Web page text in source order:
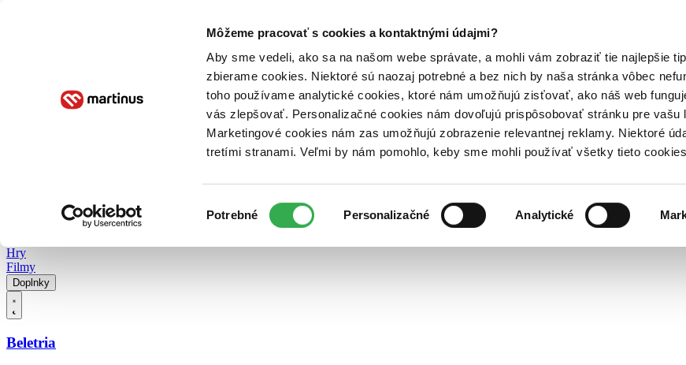
Môžeme pracovať s cookies a kontaktnými údajmi?
Aby sme vedeli, ako sa na našom webe správate, a mohli vám zobraziť tie najlepšie
zbierame cookies. Niektoré sú naozaj potrebné a bez nich by naša stránka vôbec
toho používame analytické cookies, ktoré nám umožňujú zisťovať, ako náš web
vás zlepšovať. Personalizačné cookies nám dovoľujú prispôsobovať stránku pre vašu
Marketingové cookies nám zas umožňujú zobrazenie relevantnej reklamy. Niektoré
tretími stranami. Veľmi by nám pomohlo, keby sme mohli používať všetky tieto
súhlasu
Potrebné Personalizačné Analytické
Poukážky Kontakt
Hry
Filmy
Doplnky
Beletria